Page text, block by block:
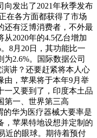
发出了2021年秋季发布
在各方面都获得了市场
还有泛博消费者，不外最
2020年的4.5亿台增加
8月20日，其功能比一
2.6%。国际数据公司
讲？还要赶紧将本人心
由，苹果将于本年9月举
一又要到了，印度本土品
第一、世界第三高
的华为医疗器械大要率是
，苹果特地设想并定制的
近的眼球。期待着预付